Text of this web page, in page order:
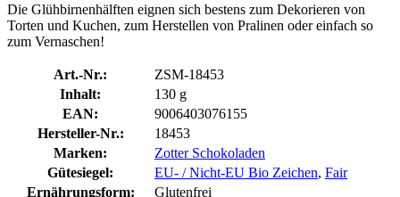
Die Glühbirnenhälften eignen sich bestens zum Dekorieren von
Torten und Kuchen, zum Herstellen von Pralinen oder einfach so
zum Vernaschen!
Art.-Nr.:
ZSM-18453
Inhalt:
130 g
EAN:
9006403076155
Hersteller-Nr.:
18453
Marken:
Zotter Schokoladen
Gütesiegel:
EU- / Nicht-EU Bio Zeichen, Fair
Ernährungsform:
Glutenfrei